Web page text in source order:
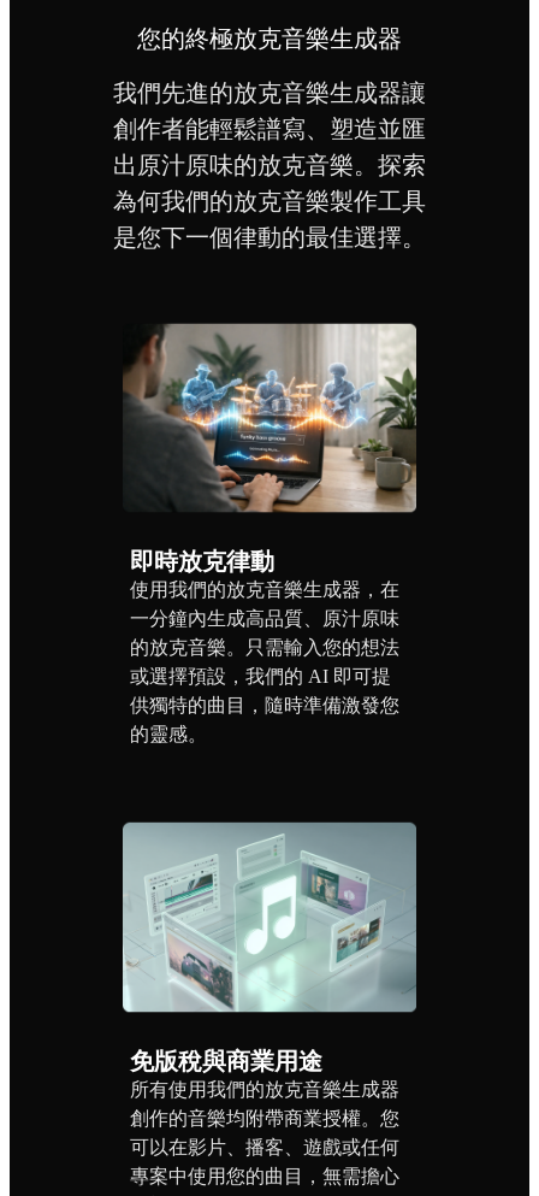
您的終極放克音樂生成器
我們先進的放克音樂生成器讓
創作者能輕鬆譜寫、塑造並匯
出原汁原味的放克音樂。探索
為何我們的放克音樂製作工具
是您下一個律動的最佳選擇。
即時放克律動
使用我們的放克音樂生成器，在
一分鐘內生成高品質、原汁原味
的放克音樂。只需輸入您的想法
或選擇預設，我們的 AI 即可提
供獨特的曲目，隨時準備激發您
的靈感。
免版稅與商業用途
所有使用我們的放克音樂生成器
創作的音樂均附帶商業授權。您
可以在影片、播客、遊戲或任何
專案中使用您的曲目，無需擔心